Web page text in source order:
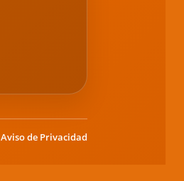
Aviso de Privacidad